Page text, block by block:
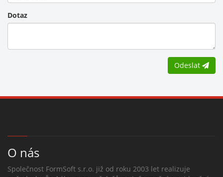
Dotaz
Odeslat
O nás
Společnost FormSoft s.r.o. již od roku 2003 let realizuje